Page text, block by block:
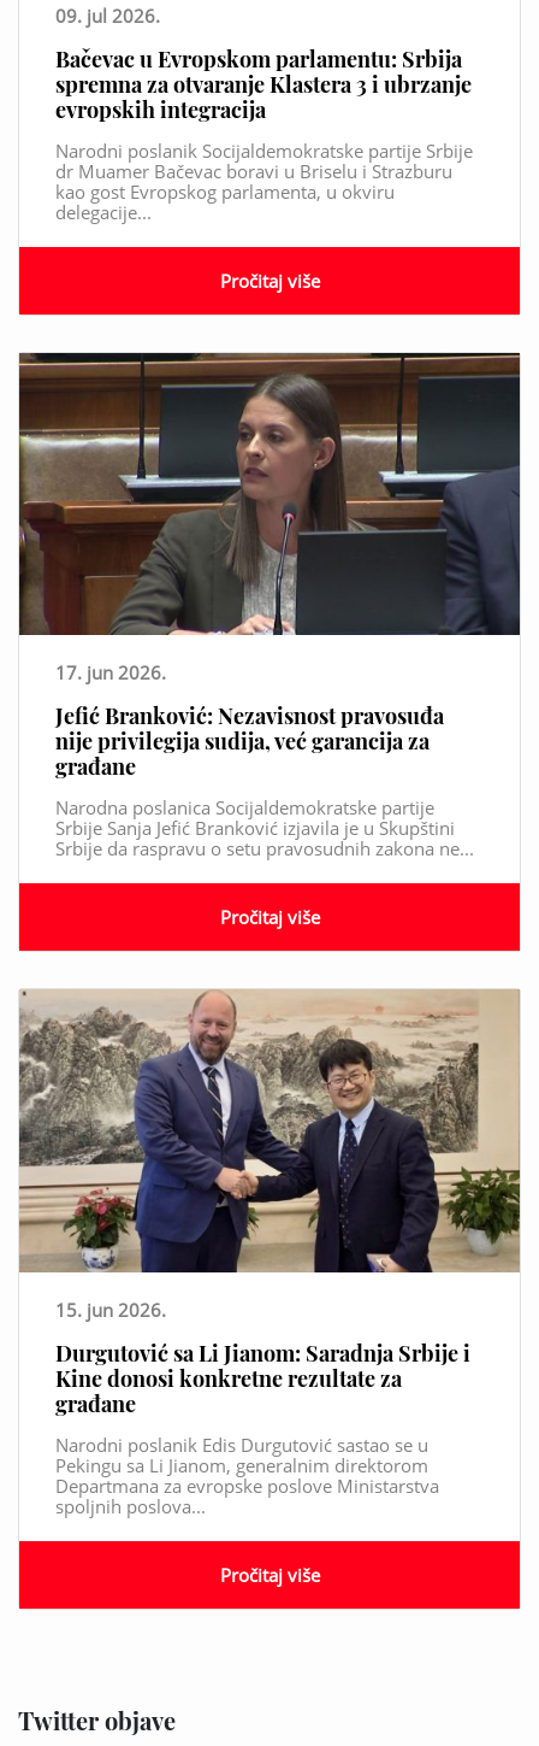
Twitter objave
09. jul 2026.
Bačevac u Evropskom parlamentu: Srbija
spremna za otvaranje Klastera 3 i ubrzanje
evropskih integracija
Narodni poslanik Socijaldemokratske partije Srbije
dr Muamer Bačevac boravi u Briselu i Strazburu
kao gost Evropskog parlamenta, u okviru
delegacije...
Pročitaj više
17. jun 2026.
Jefić Branković: Nezavisnost pravosuđa
nije privilegija sudija, već garancija za
građane
Narodna poslanica Socijaldemokratske partije
Srbije Sanja Jefić Branković izjavila je u Skupštini
Srbije da raspravu o setu pravosudnih zakona ne...
Pročitaj više
15. jun 2026.
Durgutović sa Li Jianom: Saradnja Srbije i
Kine donosi konkretne rezultate za
građane
Narodni poslanik Edis Durgutović sastao se u
Pekingu sa Li Jianom, generalnim direktorom
Departmana za evropske poslove Ministarstva
spoljnih poslova...
Pročitaj više